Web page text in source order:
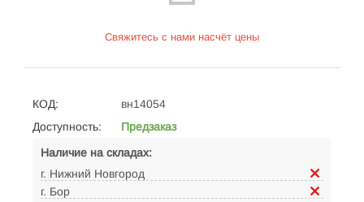
Свяжитесь с нами насчёт цены
КОД:
вн14054
Доступность:
Предзаказ
Наличие на складах:
г. Нижний Новгород
г. Бор